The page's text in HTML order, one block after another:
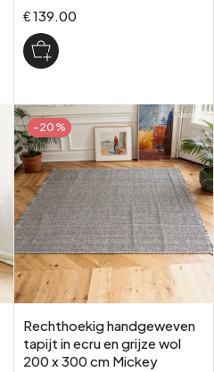
€ 139.00
-20%
Rechthoekig handgeweven
tapijt in ecru en grijze wol
200 x 300 cm Mickey